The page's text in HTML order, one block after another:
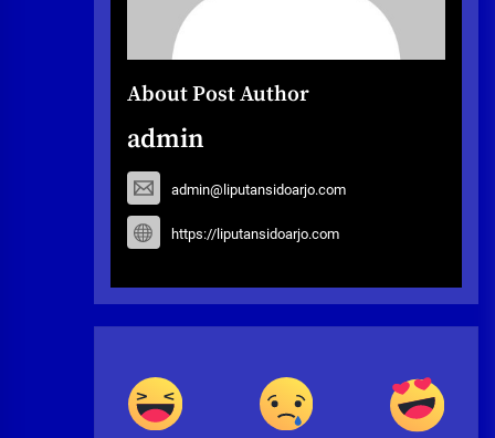
About Post Author
admin
admin@liputansidoarjo.com
https://liputansidoarjo.com